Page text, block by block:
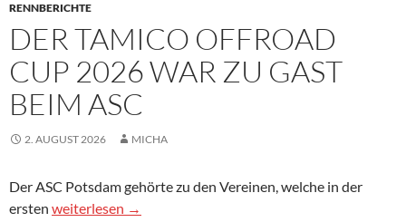
RENNBERICHTE
DER TAMICO OFFROAD
CUP 2026 WAR ZU GAST
BEIM ASC
2. AUGUST 2026 MICHA
Der ASC Potsdam gehörte zu den Vereinen, welche in der
ersten Der Tamico Offroad Cup 2026 war zu Gast beim ASC
weiterlesen →